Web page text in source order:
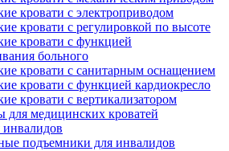
кровати с электроприводом
кровати с регулировкой по высоте
кровати с функцией
больного
кровати с санитарным оснащением
кровати с функцией кардиокресло
кровати с вертикализатором
для медицинских кроватей
подъемники для инвалидов